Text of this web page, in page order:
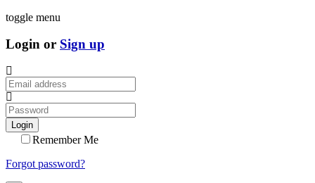
toggle menu
Login or Sign up
Login
Remember Me
Forgot password?